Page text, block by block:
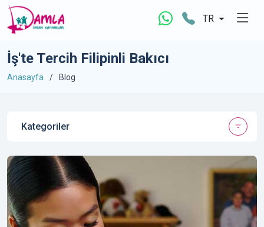
TR
İş'te Tercih Filipinli Bakıcı
Anasayfa Blog
Kategoriler